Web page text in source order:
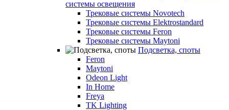
системы освещения
Трековые системы Novotech
Трековые системы Elektrostandard
Трековые системы Feron
Трековые системы Maytoni
Подсветка, споты
Feron
Maytoni
Odeon Light
In Home
Freya
TK Lighting